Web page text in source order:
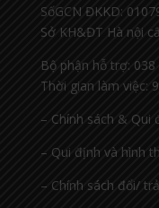
SốGCN ĐKKD:
Sở KH&ĐT Hà nội
Bộ phận hỗ trợ: 038
Thời gian làm việc:
– Chính sách & Qui
– Qui định và hình
– Chính sách đổi/